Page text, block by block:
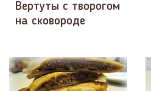
Вертуты с творогом
на сковороде